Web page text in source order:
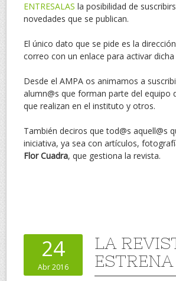
ENTRESALAS la posibilidad de
novedades que se publican.
El único dato que se pide es la
correo con un enlace para activar dicha
Desde el AMPA os animamos a
alumn@s que forman parte del equipo
que realizan en el instituto y otros.
También deciros que tod@s aquell@s
iniciativa, ya sea con artículos,
Flor Cuadra, que gestiona la revista.
24
Abr 2016
LA